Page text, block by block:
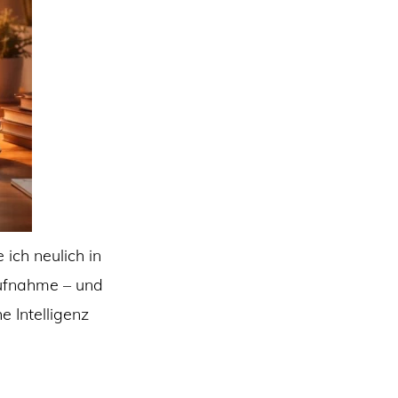
ich neulich in
– und
Intelligenz